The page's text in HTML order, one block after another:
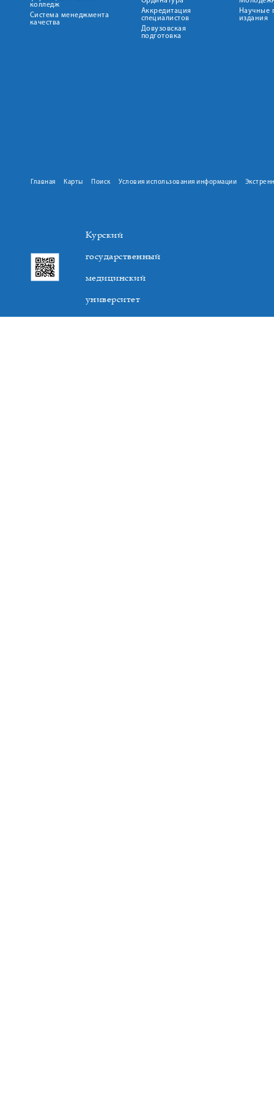
колледж
Система менеджмента
качества
Аккредитация
специалистов
Довузовская
подготовка
Научные
издания
Главная Карты Поиск Условия использования информации
Курский
государственный
медицинский
университет